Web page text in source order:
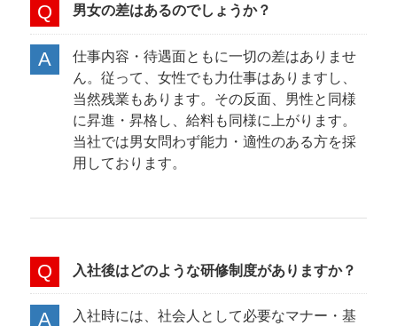
男女の差はあるのでしょうか？
仕事内容・待遇面ともに一切の差はありませ
ん。従って、女性でも力仕事はありますし、
当然残業もあります。その反面、男性と同様
に昇進・昇格し、給料も同様に上がります。
当社では男女問わず能力・適性のある方を採
用しております。
入社後はどのような研修制度がありますか？
入社時には、社会人として必要なマナー・基